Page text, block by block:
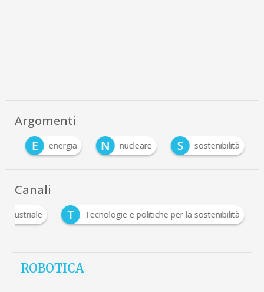
Argomenti
E energia N nucleare S sostenibilità
Canali
industriale T Tecnologie e politiche per la sostenibilità
ROBOTICA